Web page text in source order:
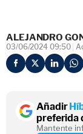
ALEJANDRO
03/06/2024 09:50
Añadir
preferida
Mantente